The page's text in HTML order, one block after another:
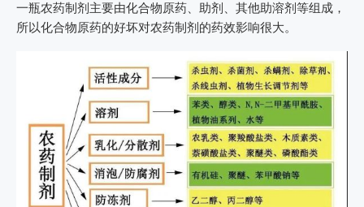
一瓶农药制剂主要由化合物原药、助剂、其他助溶剂等组成，
所以化合物原药的好坏对农药制剂的药效影响很大。